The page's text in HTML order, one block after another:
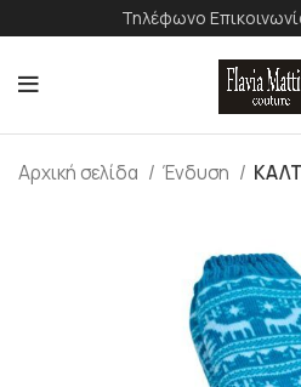
Τηλέφωνο
Αρχική σελίδα Ένδυση